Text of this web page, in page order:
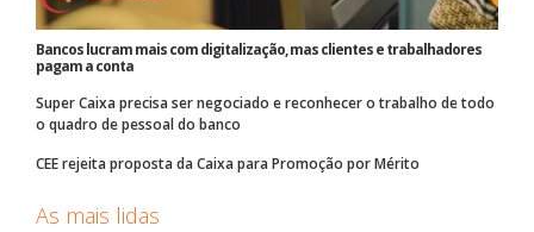
Bancos lucram mais com digitalização, mas clientes e trabalhadores
pagam a conta
Super Caixa precisa ser negociado e reconhecer o trabalho de todo
o quadro de pessoal do banco
CEE rejeita proposta da Caixa para Promoção por Mérito
As mais lidas